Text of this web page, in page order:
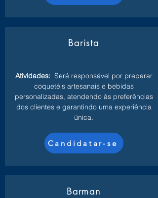
Barista
Atividades: Será responsável por preparar
coquetéis artesanais e bebidas
personalizadas, atendendo às preferências
dos clientes e garantindo uma experiência
única.
Candidatar-se
Barman